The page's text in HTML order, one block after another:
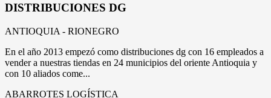
DISTRIBUCIONES DG
ANTIOQUIA - RIONEGRO
En el año 2013 empezó como distribuciones dg con 16 empleados a
vender a nuestras tiendas en 24 municipios del oriente Antioquia y
con 10 aliados come...
ABARROTES LOGÍSTICA